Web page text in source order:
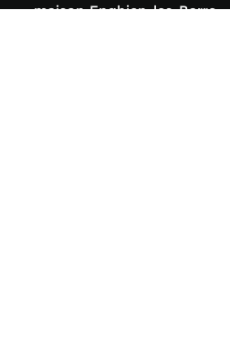
maison Enghien-les-Barre